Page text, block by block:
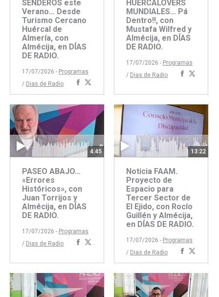
SENDEROS este
Verano… Desde
Turismo Cercano
Huércal de
Almería, con
Almécija, en DÍAS
DE RADIO.
17/07/2026 - Programas
/ Dias de Radio
Compartir
con
Facebook
con
Twitter
HUERCALOVERS
MUNDIALES… Pá
Dentro!!, con
Mustafa Wilfred y
Almécija, en DÍAS
DE RADIO.
17/07/2026 - Programas
/ Dias de Radio
Compartir
4:45
PASEO ABAJO…
«Errores
Históricos», con
Juan Torrijos y
Almécija, en DÍAS
DE RADIO.
17/07/2026 - Programas
/ Dias de Radio
Compartir
Facebook
Twitter
13:22
Noticia FAAM.
Proyecto de
Espacio para
Tercer Sector de
El Ejido, con Rocío
Guillén y Almécija,
en DÍAS DE RADIO.
17/07/2026 - Programas
/ Dias de Radio
Compartir
concon